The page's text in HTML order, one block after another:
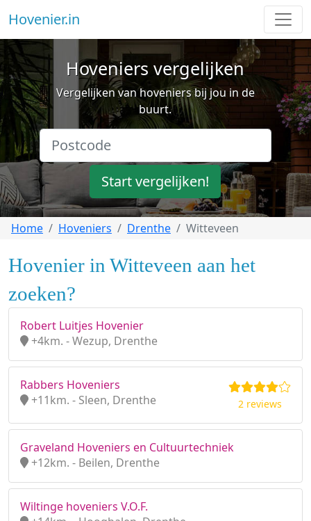
Hovenier.in
Hoveniers vergelijken
Vergelijken van hoveniers bij jou in de
buurt.
Start vergelijken!
Home Hoveniers Drenthe Witteveen
Hovenier in Witteveen aan het
zoeken?
Robert Luitjes Hovenier
+4km. - Wezup, Drenthe
Rabbers Hoveniers
+11km. - Sleen, Drenthe
2 reviews
Graveland Hoveniers en Cultuurtechniek
+12km. - Beilen, Drenthe
Wiltinge hoveniers V.O.F.